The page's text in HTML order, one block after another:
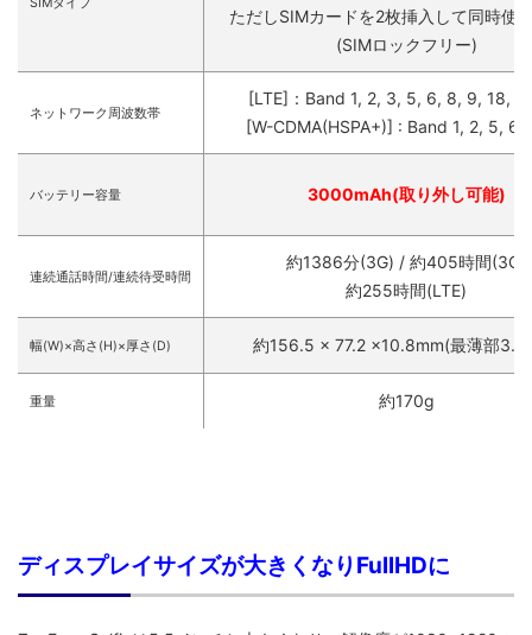
ただしSIMカードを2枚挿入して同時使
(SIMロックフリー)
ネットワーク周波数帯
[LTE]：Band 1, 2, 3, 5, 6, 8, 9, 18,
[W-CDMA(HSPA+)] : Band 1, 2, 5, 6,
バッテリー容量 3000mAh(取り外し可能)
連続通話時間/連続待受時間
約1386分(3G) / 約405時間(3G)
約255時間(LTE)
幅(W)×高さ(H)×厚さ(D) 約156.5 × 77.2 ×10.8mm(最薄部
重量 約170g
ディスプレイサイズが大きくなりFullHDに